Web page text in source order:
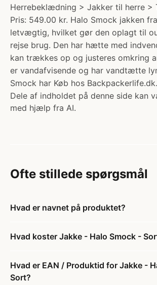
Herrebeklædning > Jakker til herre >
Pris: 549.00 kr. Halo Smock jakken
letvægtig, hvilket gør den oplagt til
rejse brug. Den har hætte med
kan trækkes op og justeres omkring
er vandafvisende og har vandtætte
Smock har Køb hos Backpackerlife.dk.
Dele af indholdet på denne side kan
med hjælp fra AI.
Ofte stillede spørgsmål
Hvad er navnet på produktet?
Hvad koster Jakke - Halo Smock -
Hvad er EAN / Produktid for Jakke -
Sort?